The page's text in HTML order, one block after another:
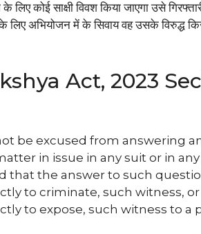
लिए कोई साक्षी विवश किया जाएगा उसे
के लिए अभियोजन में के सिवाय वह उसके विरुद्ध
Act, 2023
be excused from answering
in issue in any suit or in
that the answer to such
to criminate, such witness,
to expose, such witness to a